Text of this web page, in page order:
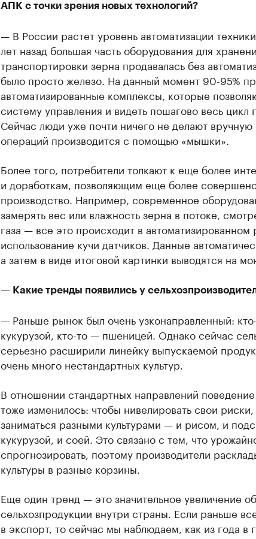
АПК с точки зрения новых технологий?
— В России растет уровень автоматизации
лет назад большая часть оборудования для
транспортировки зерна продавалась без
было просто железо. На данный момент 90-95%
автоматизированные комплексы, которые
систему управления и видеть пошагово весь цикл
Сейчас люди уже почти ничего не делают
операций производится с помощью «мышки».
Более того, потребители толкают к еще более
и доработкам, позволяющим еще более
производство. Например, современное
замерять вес или влажность зерна в потоке,
газа — все это происходит в
использование кучи датчиков. Данные
а затем в виде итоговой картинки выводятся на
— Какие тренды появились у
— Раньше рынок был очень узконаправленный:
кукурузой, кто-то — пшеницей. Однако сейчас
серьезно расширили линейку выпускаемой
очень много нестандартных культур.
В отношении стандартных направлений
тоже изменилось: чтобы нивелировать свои
заниматься разными культурами — и рисом, и
кукурузой, и соей. Это связано с тем, что
спрогнозировать, поэтому производители
культуры в разные корзины.
Еще один тренд — это значительное увеличение
сельхозпродукции внутри страны. Если раньше
в экспорт, то сейчас мы наблюдаем, как из года в